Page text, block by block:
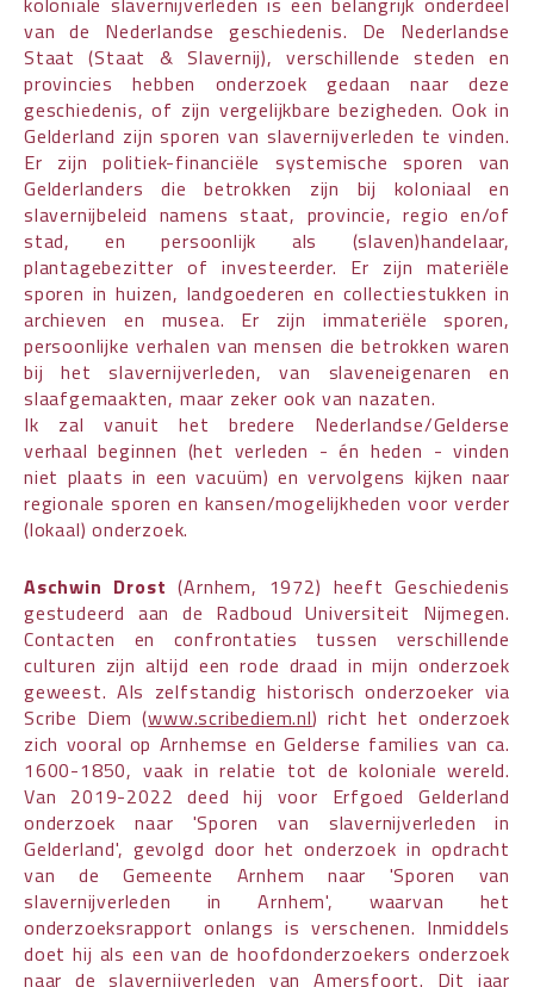
van de Nederlandse geschiedenis. De Nederlandse
Staat (Staat & Slavernij), verschillende steden en
provincies hebben onderzoek gedaan naar deze
geschiedenis, of zijn vergelijkbare bezigheden. Ook in
Gelderland zijn sporen van slavernijverleden te vinden.
Er zijn politiek-financiële systemische sporen van
Gelderlanders die betrokken zijn bij koloniaal en
slavernijbeleid namens staat, provincie, regio en/of
stad, en persoonlijk als (slaven)handelaar,
plantagebezitter of investeerder. Er zijn materiële
sporen in huizen, landgoederen en collectiestukken in
archieven en musea. Er zijn immateriële sporen,
persoonlijke verhalen van mensen die betrokken waren
bij het slavernijverleden, van slaveneigenaren en
slaafgemaakten, maar zeker ook van nazaten.
Ik zal vanuit het bredere Nederlandse/Gelderse
verhaal beginnen (het verleden - én heden - vinden
niet plaats in een vacuüm) en vervolgens kijken naar
regionale sporen en kansen/mogelijkheden voor verder
(lokaal) onderzoek.
Aschwin Drost (Arnhem, 1972) heeft Geschiedenis
gestudeerd aan de Radboud Universiteit Nijmegen.
Contacten en confrontaties tussen verschillende
culturen zijn altijd een rode draad in mijn onderzoek
geweest. Als zelfstandig historisch onderzoeker via
Scribe Diem (www.scribediem.nl) richt het onderzoek
zich vooral op Arnhemse en Gelderse families van ca.
1600-1850, vaak in relatie tot de koloniale wereld.
Van 2019-2022 deed hij voor Erfgoed Gelderland
onderzoek naar 'Sporen van slavernijverleden in
Gelderland', gevolgd door het onderzoek in opdracht
van de Gemeente Arnhem naar 'Sporen van
slavernijverleden in Arnhem', waarvan het
onderzoeksrapport onlangs is verschenen. Inmiddels
doet hij als een van de hoofdonderzoekers onderzoek
naar de slavernijverleden van Amersfoort. Dit jaar